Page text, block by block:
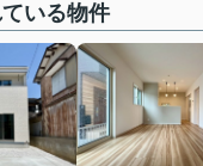
いる物件